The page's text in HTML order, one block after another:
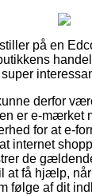
på en
derfor
er e-mærket
for at e-
internet
de
at få hjælp,
følge af dit